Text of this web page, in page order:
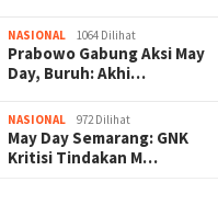
NASIONAL 1064 Dilihat
Prabowo Gabung Aksi May
Day, Buruh: Akhi…
NASIONAL 972 Dilihat
May Day Semarang: GNK
Kritisi Tindakan M…